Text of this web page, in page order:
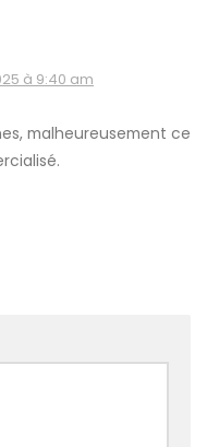
à 9:40 am
malheureusement ce